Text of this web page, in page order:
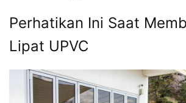
Perhatikan Ini Saat
Lipat UPVC